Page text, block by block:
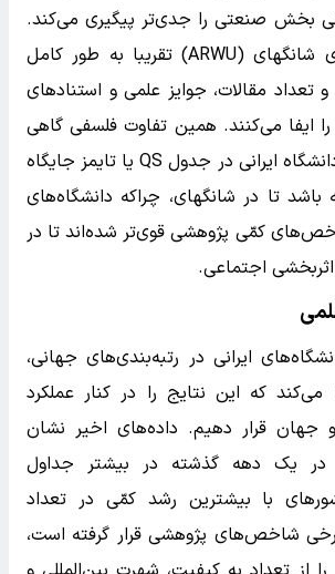
بخش صنعتی را جدی‌تر پیگیری می‌کند.
در مقابل، رتبه‌بندی شانگهای (ARWU) تقریبا به طور کامل
مقالات، جوایز علمی و استنادهای
ایفا می‌کنند. همین تفاوت فلسفی گاهی
باعث می‌شود یک دانشگاه ایرانی در جدول QS یا تایمز جایگاه
تا در شانگهای، چراکه دانشگاه‌های
کمّی پژوهشی قوی‌تر شده‌اند تا در
اثربخشی اجتماعی.
ایرانی در رتبه‌بندی‌های جهانی،
می‌کند که این نتایج را در کنار عملکرد
جهان قرار دهیم. داده‌های اخیر نشان
در یک دهه گذشته در بیشتر جداول
با بیشترین رشد کمّی در تعداد
شاخص‌های پژوهشی قرار گرفته است،